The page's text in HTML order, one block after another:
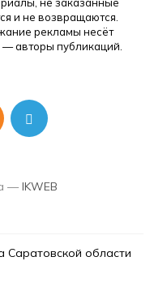
не заказанные
и не возвращаются.
рекламы несёт
авторы публикаций.
— IKWEB
Саратовской области